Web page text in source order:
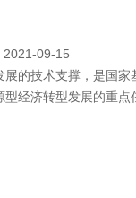
2021-09-15
的技术支撑，是国
经济转型发展的重点
求、标准化试点省改